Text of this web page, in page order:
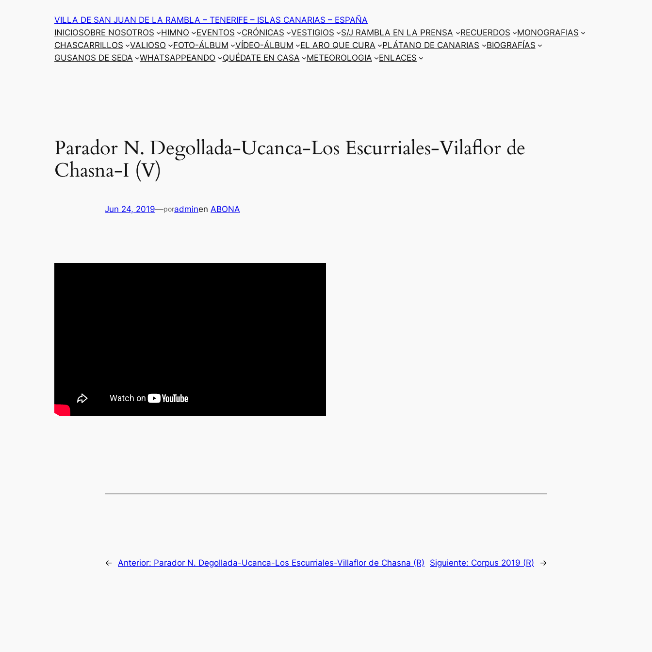
VILLA DE SAN JUAN DE LA RAMBLA – TENERIFE – ISLAS CANARIAS – ESPAÑA
INICIOSOBRE NOSOTROS HIMNO EVENTOS CRÓNICAS VESTIGIOS S/J RAMBLA EN LA PRENSA RECUERDOS
MONOGRAFIAS
CHASCARRILLOS
VALIOSO FOTO-ÁLBUM VÍDEO-ÁLBUM EL ARO QUE CURA PLÁTANO DE CANARIAS
BIOGRAFÍAS
GUSANOS DE SEDA
WHATSAPPEANDO QUÉDATE EN CASA METEOROLOGIA ENLACES
Parador N. Degollada-Ucanca-Los Escurriales-Vilaflor de
Chasna-I (V)
Jun 24, 2019—poradminen ABONA
← Anterior: Parador N. Degollada-Ucanca-Los Escurriales-Villaflor de Chasna (R) Siguiente: Corpus 2019 (R) →